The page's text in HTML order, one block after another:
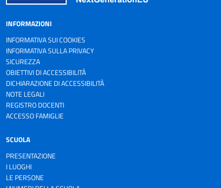
INFORMAZIONI
INFORMATIVA SUI COOKIES
INFORMATIVA SULLA PRIVACY
SICUREZZA
OBIETTIVI DI ACCESSIBILITÀ
DICHIARAZIONE DI ACCESSIBILITÀ
NOTE LEGALI
REGISTRO DOCENTI
ACCESSO FAMIGLIE
SCUOLA
PRESENTAZIONE
I LUOGHI
LE PERSONE